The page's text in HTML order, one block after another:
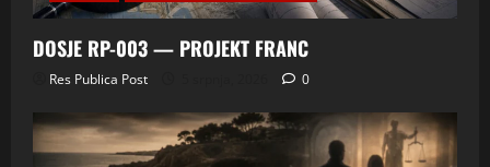
DOSJE RP-003 — PROJEKT FRANC
Res Publica Post 0